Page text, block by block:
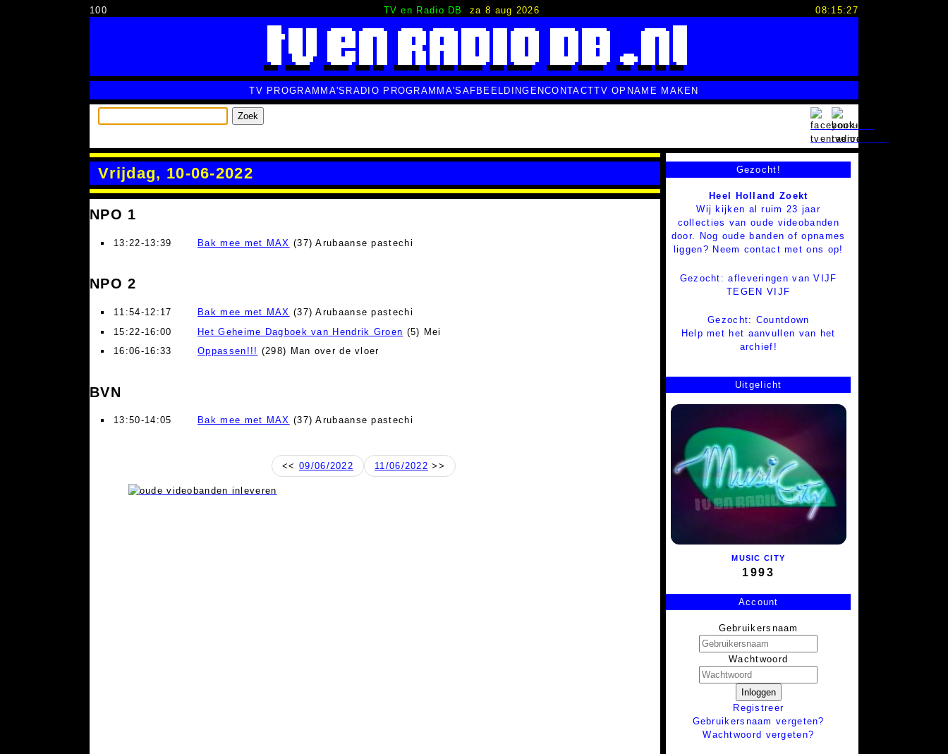
100 TV en Radio DB za 8 aug 2026 08:15:28
TV PROGRAMMA'S RADIO PROGRAMMA'S AFBEELDINGENCONTACTTV OPNAME MAKEN
Zoek
Vrijdag, 10-06-2022
NPO 1
13:22-13:39 Bak mee met MAX (37) Arubaanse pastechi
NPO 2
11:54-12:17 Bak mee met MAX (37) Arubaanse pastechi
15:22-16:00
Het Geheime Dagboek van Hendrik Groen (5) Mei
16:06-16:33
Oppassen!!! (298) Man over de vloer
BVN
13:50-14:05 Bak mee met MAX (37) Arubaanse pastechi
<<09/06/2022 11/06/2022 >>
Gezocht!
Heel Holland Zoekt
Wij kijken al ruim 23 jaar
collecties van oude videobanden
door. Nog oude banden of opnames
liggen? Neem contact met ons op!
Gezocht: afleveringen van VIJF
TEGEN VIJF
Gezocht: Countdown
Help met het aanvullen van het
archief!
Uitgelicht
MUSIC CITY
1993
Account
Gebruikersnaam
Wachtwoord
Inloggen
Registreer
Gebruikersnaam vergeten?
Wachtwoord vergeten?